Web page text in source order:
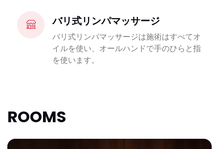
バリ式リンパマッサージ
バリ式リンパマッサージは施術はすべてオ
イルを使い、オールハンドで手のひらと指
を使います。
ROOMS